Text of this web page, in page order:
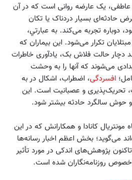
یک عارضه روانی است که در آن
حادثه‌ای بسیار دردناک یا تکان
دوباره تجربه می‌کند. به عبارتي،
تکرار می‌شود. این بیماران که
حالت فلاش بک، یادآوری خاطرات
می‌شوند که آنها را به وحشت
افسردگی، اضطراب، اشکال در به
تحریک‌پذیری و عصبانیت است. این
سالگرد حادثه بيشتر شود.
مونتریال کانادا و همکارانش که در این
می‌گوید؛ بخش اعظم اخبار رسانه‌ها
پژوهش‌های اندکی در مورد تأثیر
خصوص روزنامه‌نگاران شده است.